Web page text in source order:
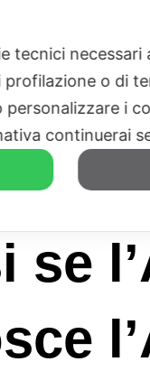
HOME
se
tecnici necessari
o di
i
continuerai